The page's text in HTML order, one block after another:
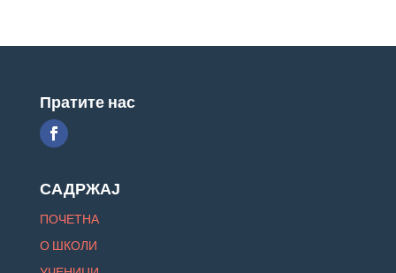
Пратите нас
САДРЖАЈ
ПОЧЕТНА
О ШКОЛИ